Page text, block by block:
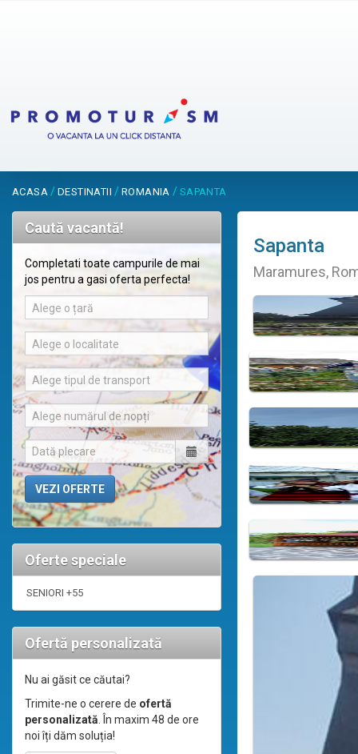
ACASA / DESTINATII / ROMANIA / SAPANTA
Caută vacantă!
Completati toate campurile de mai
jos pentru a gasi oferta perfecta!
Alege o țară
Alege o localitate
Alege tipul de transport
Alege numărul de nopți
Oferte speciale
SENIORI +55
Ofertă personalizată
Nu ai găsit ce căutai?
Trimite-ne o cerere de ofertă
personalizată. În maxim 48 de ore
noi îți dăm soluția!
Sapanta
Maramures,